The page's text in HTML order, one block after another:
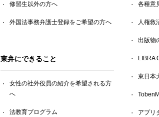
修習生以外の方へ
外国法事務弁護士登録をご希望の方へ
東弁にできること
女性の社外役員の紹介を希望される方
へ
法教育プログラム
各種意
人権救
出版物
LIBRA
東日本
アプリ